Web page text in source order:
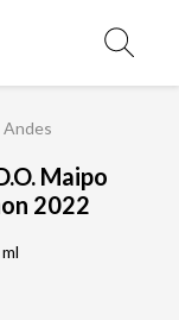
Andes
Maipo
2022